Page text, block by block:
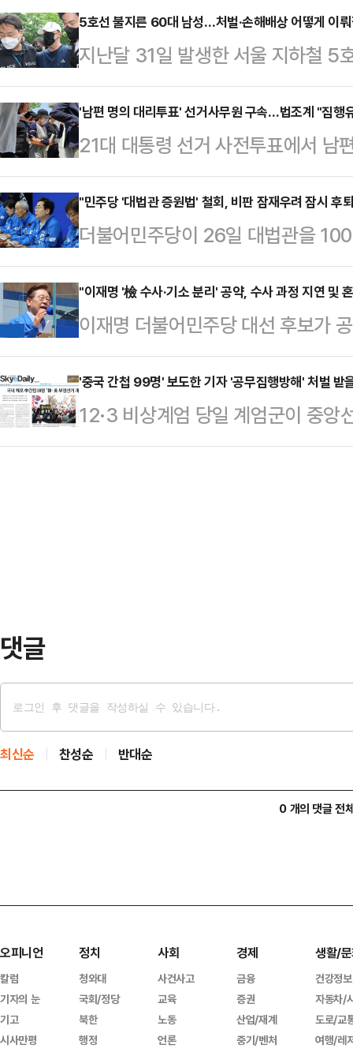
5호선 불지른 60대 남성…처벌·손해배상 어떻게 이
지난달 31일 발생한 서울 지하철 5
원이 넘는 것으로 추산됐다. 경찰이
가운데 법조계에선 피의자가 사전
사람이 많은 전차 내에서 실제로
이 이뤄질 것으로 전망했다. 전문가
비 등에 대해 손해배상청구가 가능
가해자에게 구상 청구도 할 수 있
청 관계자는 이…
'남편 명의 대리투표' 선거사무원 구속…법조계 "집행
21대 대통령 선거 사전투표에서 남
속됐다. 법조계에서는 "공무원이라
미칠 수 있지만, 선거사무에 관계있
조 제2항이 적용되는 대상"이라며
불가피할 것으로 생각되고, 공무원
다"고 강조했다.2일 법조계에 따르
선거법 위반 혐의를 받는 박모씨에
을 한 뒤 "증거 인멸과 도망의…
"민주당 '대법관 증원법' 철회, 비판 잠재우려 잠시
더불어민주당이 26일 대법관을
임용을 가능케 하는 '법원조직법 개
선이 가까워진 만큼 악화된 여론을
나, 대선 이후 다시 이재명 후보 비
다고 전망했다. 전문가들은 특히,
국 '이재명 지키기'를 위한 수단인
로 내다봤다.27일 법조계와 정치권
공지를 통해 "선대위…
"이재명 '檢 수사·기소 분리' 공약, 수사 과정 지연 및
이재명 더불어민주당 대선 후보가
으로 한 검찰개혁을 예고했다. 법조
효율성이 떨어지거나 검찰의 역할
원활하지 않게 돼 수사 과정이 지연
다. 전문가들은 특히, 정치인 등 특
'중국 간첩 99명' 보도한 기자 '공무집행방해' 처벌
12·3 비상계엄 당일 계엄군이 중앙
간첩 99명을 체포했다고 보도한 인
댓글
최신순 찬성순 반대순
0 개의 댓글 전
오피니언
칼럼
기자의 눈
기고
시사만평
정치
청와대
국회/정당
북한
행정
사회
사건사고
교육
노동
언론
경제
금융
증권
산업/재계
중기/벤처
생활/
건강정보
자동차/
도로/교
여행/레